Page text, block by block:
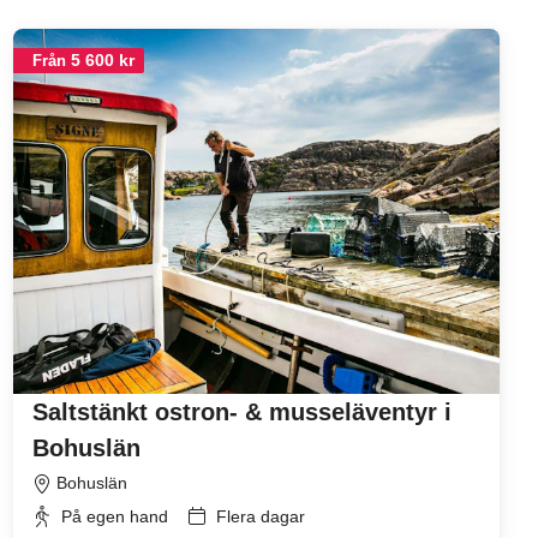
Saltstänkt ostron- & musseläventyr i
Bohuslän
Bohuslän
På egen hand
Flera dagar
Från5 600 kr